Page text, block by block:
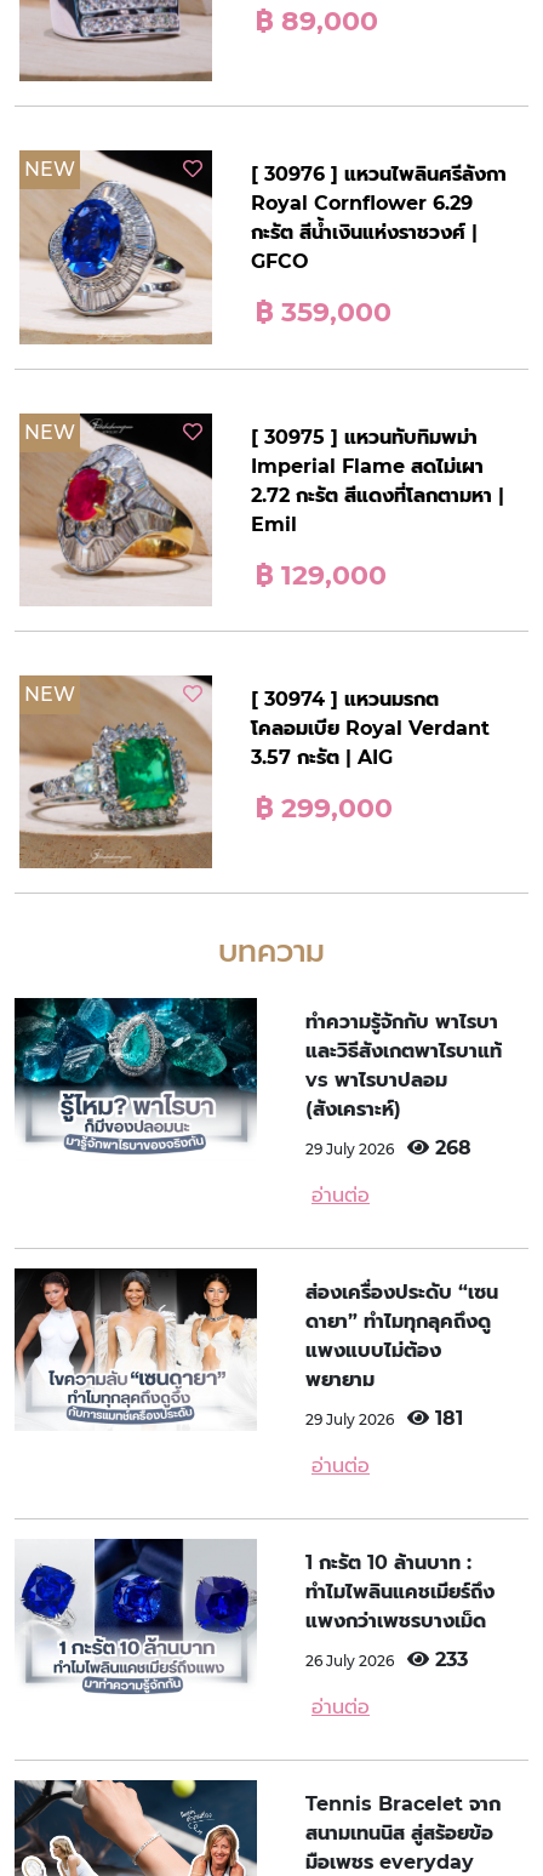
฿ 89,000
NEW
[ 30976 ] แหวนไพลินศรีลังกา
Royal Cornflower 6.29
กะรัต สีน้ำเงินแห่งราชวงศ์ |
GFCO
฿ 359,000
NEW
[ 30975 ] แหวนทับทิมพม่า
Imperial Flame สดไม่เผา
2.72 กะรัต สีแดงที่โลกตามหา |
Emil
฿ 129,000
NEW
[ 30974 ] แหวนมรกต
โคลอมเบีย Royal Verdant
3.57 กะรัต | AIG
฿ 299,000
บทความ
ทำความรู้จักกับ พาไรบา
และวิธีสังเกตพาไรบาแท้
vs พาไรบาปลอม
(สังเคราะห์)
29 July 2026 268
อ่านต่อ
ส่องเครื่องประดับ “เซน
ดายา” ทำไมทุกลุคถึงดู
แพงแบบไม่ต้อง
พยายาม
29 July 2026 181
อ่านต่อ
1 กะรัต 10 ล้านบาท :
ทำไมไพลินแคชเมียร์ถึง
แพงกว่าเพชรบางเม็ด
26 July 2026 233
อ่านต่อ
Tennis Bracelet จาก
สนามเทนนิส สู่สร้อยข้อ
มือเพชร everyday